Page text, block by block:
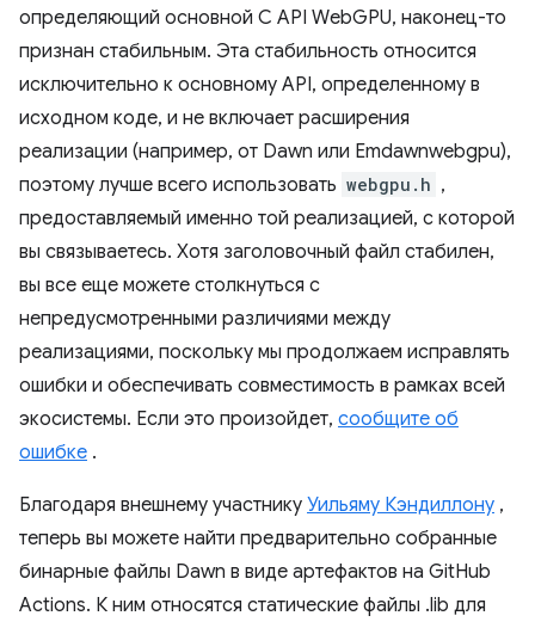
определяющий основной C API WebGPU, наконец-то
признан стабильным. Эта стабильность относится
исключительно к основному API, определенному в
исходном коде, и не включает расширения
реализации (например, от Dawn или Emdawnwebgpu),
поэтому лучше всего использовать webgpu.h ,
предоставляемый именно той реализацией, с которой
вы связываетесь. Хотя заголовочный файл стабилен,
вы все еще можете столкнуться с
непредусмотренными различиями между
реализациями, поскольку мы продолжаем исправлять
ошибки и обеспечивать совместимость в рамках всей
экосистемы. Если это произойдет, сообщите об
ошибке .
Благодаря внешнему участнику Уильяму Кэндиллону ,
теперь вы можете найти предварительно собранные
бинарные файлы Dawn в виде артефактов на GitHub
Actions. К ним относятся статические файлы .lib для